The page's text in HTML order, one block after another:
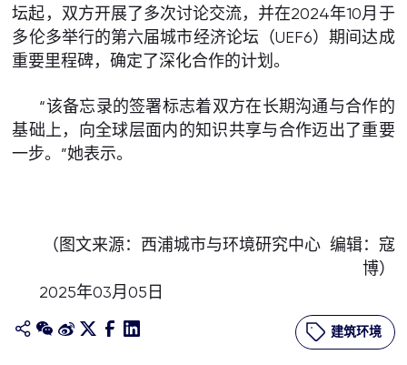
坛起，双方开展了多次讨论交流，并在2024年10月于
多伦多举行的第六届城市经济论坛（UEF6）期间达成
重要里程碑，确定了深化合作的计划。
“该备忘录的签署标志着双方在长期沟通与合作的
基础上，向全球层面内的知识共享与合作迈出了重要
一步。”她表示。
（图文来源：西浦城市与环境研究中心 编辑：寇
博）
2025年03月05日
建筑环境